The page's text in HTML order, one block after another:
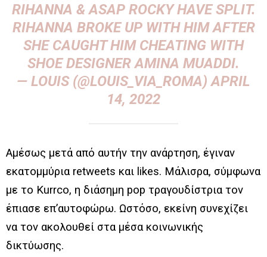
RIHANNA & ASAP ROCKY HAVE SPLIT.
RIHANNA BROKE UP WITH HIM AFTER
SHE CAUGHT HIM CHEATING WITH
SHOE DESIGNER AMINA MUADDI.
— LOUIS (@LOUIS_VIA_ROMA)APRIL
14, 2022
Αμέσως μετά από αυτήν την ανάρτηση, έγιναν
εκατομμύρια retweets και likes. Μάλισρα, σύμφωνα
με το Kurrco, η διάσημη pop τραγουδίστρια τον
έπιασε επ’αυτοφώρω. Ωστόσο, εκείνη συνεχίζει
να τον ακολουθεί στα μέσα κοινωνικής
δικτύωσης.